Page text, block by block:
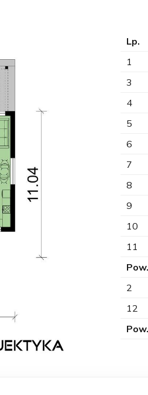
Lp.
1
3
4
5
6
7
8
9
10
11
Pow.
2
12
Pow.